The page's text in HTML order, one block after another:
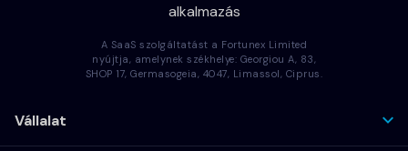
alkalmazás
A SaaS szolgáltatást a Fortunex Limited
nyújtja, amelynek székhelye: Georgiou A, 83,
SHOP 17, Germasogeia, 4047, Limassol, Ciprus.
Vállalat